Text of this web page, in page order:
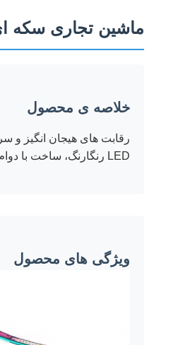
ماشین تجاری سکه
خلاصه ی محصول
رقابت های هیجان انگیز و
LED رنگارنگ، ساخت با دوام و بازی صاف، این میز هاکی یکی از محبوب ترین بازی های آرکید تعاملی برای کودکان و بزرگسالان است.
ویژگی های محصول